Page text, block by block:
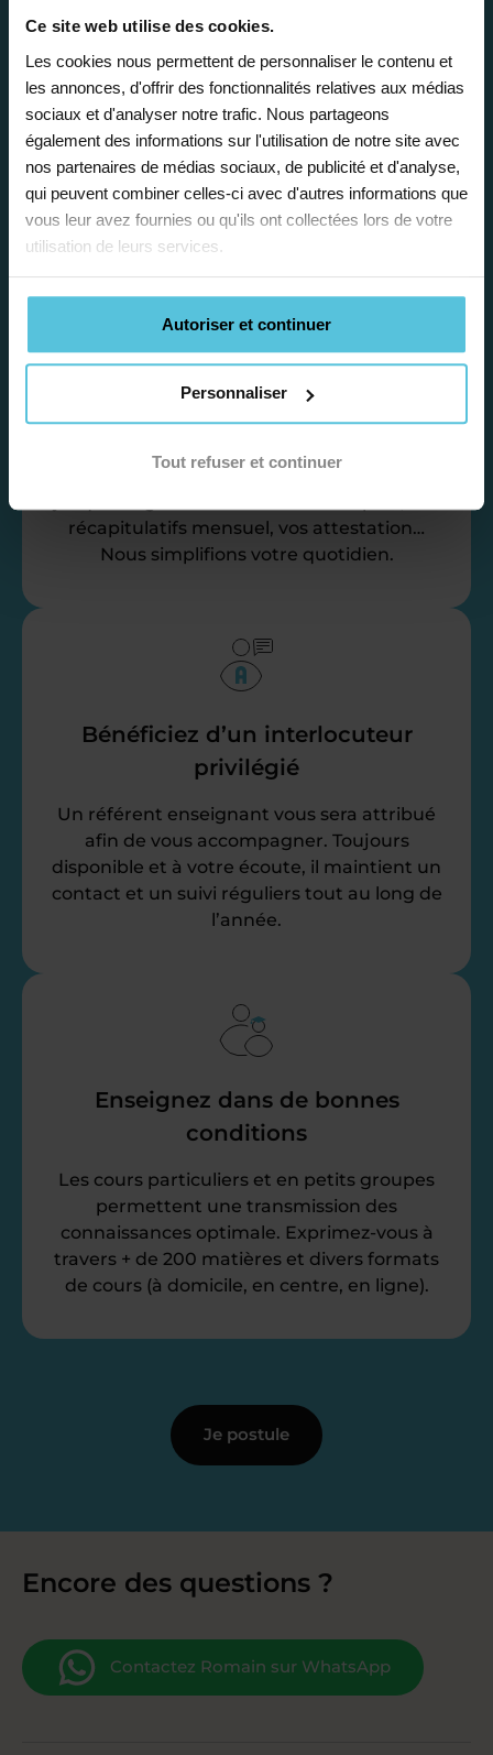
Ce site web utilise des cookies.
Les cookies nous permettent de personnaliser le contenu et
les annonces, d'offrir des fonctionnalités relatives aux médias
sociaux et d'analyser notre trafic. Nous partageons
également des informations sur l'utilisation de notre site avec
nos partenaires de médias sociaux, de publicité et d'analyse,
qui peuvent combiner celles-ci avec d'autres informations que
vous leur avez fournies ou qu'ils ont collectées lors de votre
utilisation de leurs services.
Autoriser et continuer
Personnaliser
Tout refuser et continuer
Enseignez près de chez vous, selon
vos horaires
Afin de garantir le meilleur
accompagnement, nous organisons votre
emploi du temps en fonction de votre profil,
vos disponibilités et votre flexibilité.
Déléguez vos tâches
administratives
pour vous ! De la recherche de famille
récapitulatifs mensuel, vos attestation…
Nous simplifions votre quotidien.
Bénéficiez d’un interlocuteur
privilégié
Un référent enseignant vous sera attribué
afin de vous accompagner. Toujours
disponible et à votre écoute, il maintient un
contact et un suivi réguliers tout au long de
l’année.
Enseignez dans de bonnes
conditions
Les cours particuliers et en petits groupes
permettent une transmission des
connaissances optimale. Exprimez-vous à
travers + de 200 matières et divers formats
de cours (à domicile, en centre, en ligne).
Je postule
Encore des questions ?
Contactez Romain sur WhatsApp